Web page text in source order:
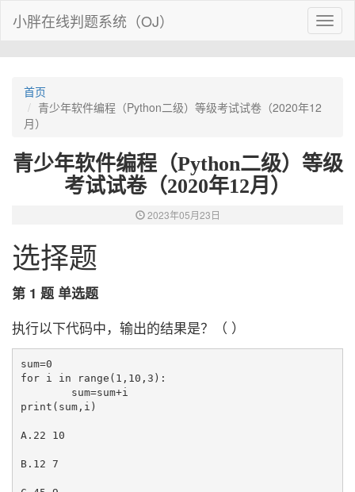
小胖在线判题系统（OJ）
首页
青少年软件编程（Python二级）等级考试试卷（2020年12
月）
青少年软件编程（Python二级）等级
考试试卷（2020年12月）
2023年05月23日
选择题
第 1 题 单选题
执行以下代码中，输出的结果是？（ ）
sum=0
for i in range(1,10,3):
print(sum,i)
A.22 10
B.12 7